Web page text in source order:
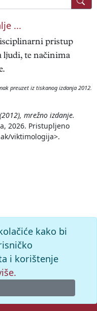
...
pristup
ljudi, te načinima
preuzet iz tiskanog izdanja 2012.
mrežno izdanje.
2026. Pristupljeno
viktimologija>.
kako bi
i korištenje
Krleža